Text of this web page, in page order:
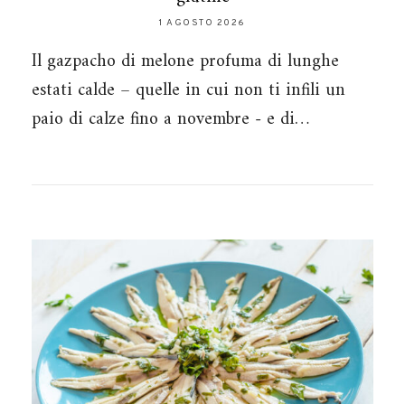
1 AGOSTO 2026
Il gazpacho di melone profuma di lunghe
estati calde – quelle in cui non ti infili un
paio di calze fino a novembre - e di…